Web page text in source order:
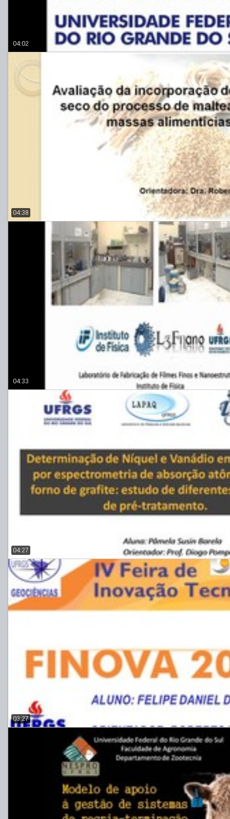
04:02
04:38
04:33
04:27
03:27